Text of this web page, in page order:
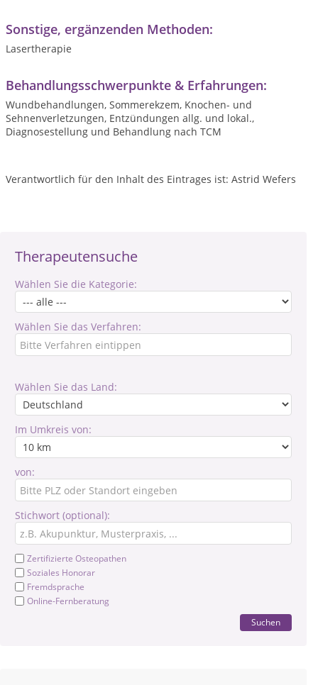
Therapeutensuche
Wählen Sie die Kategorie:
Wählen Sie das Verfahren:
Wählen Sie das Land:
Im Umkreis von:
von:
Stichwort (optional):
Zertifizierte Osteopathen
Soziales Honorar
Fremdsprache
Online-Fernberatung
Suchen
Sonstige, ergänzenden Methoden:
Lasertherapie
Behandlungsschwerpunkte & Erfahrungen:
Wundbehandlungen, Sommerekzem, Knochen- und
Sehnenverletzungen, Entzündungen allg. und lokal.,
Diagnosestellung und Behandlung nach TCM
Verantwortlich für den Inhalt des Eintrages ist: Astrid Wefers